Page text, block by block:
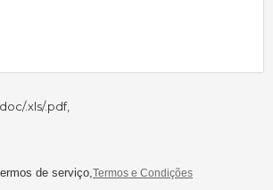
.xls/.pdf,
de serviço,Termos e Condições